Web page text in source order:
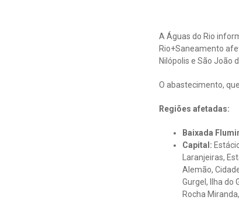
A Águas do Rio
Rio+Saneamento
Nilópolis e São João
O abastecimento,
Regiões afetadas:
Baixada
Capital:
Laranjeiras,
Alemão,
Gurgel, Ilha do
Rocha